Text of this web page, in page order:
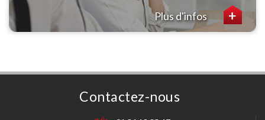
Plus d'infos
Contactez-nous